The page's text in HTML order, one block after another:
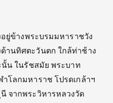
ยู่ข้างพระบรมมหาราชวัง
านทิศตะวันตก ใกล้ท่าช้าง
นั้น ในรัชสมัย พระบาท
โลกมหาราช โปรดเกล้าฯ
จากพระวิหารหลวงวัด